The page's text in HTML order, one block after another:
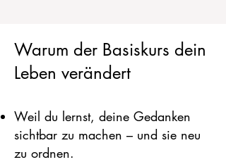
Warum der Basiskurs dein
Leben verändert
Weil du lernst, deine Gedanken
sichtbar zu machen – und sie neu
zu ordnen.